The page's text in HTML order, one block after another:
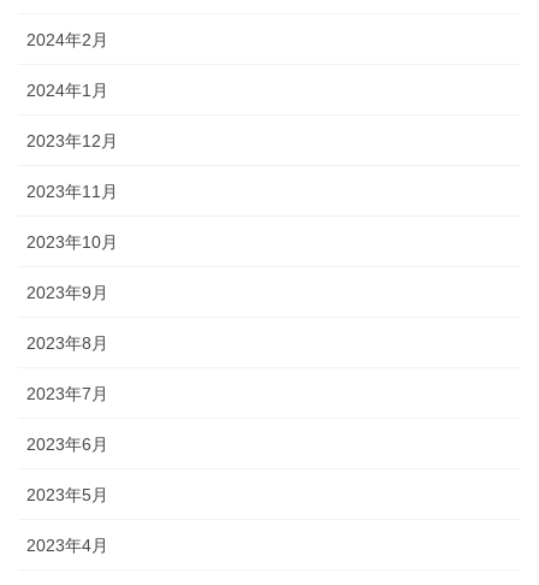
2024年2月
2024年1月
2023年12月
2023年11月
2023年10月
2023年9月
2023年8月
2023年7月
2023年6月
2023年5月
2023年4月